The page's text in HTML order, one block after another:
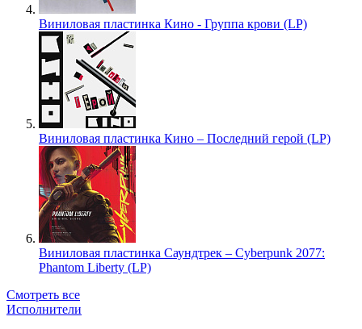
Виниловая пластинка Кино - Группа крови (LP)
Виниловая пластинка Кино – Последний герой (LP)
Виниловая пластинка Саундтрек – Cyberpunk 2077:
Phantom Liberty (LP)
Смотреть все
Исполнители